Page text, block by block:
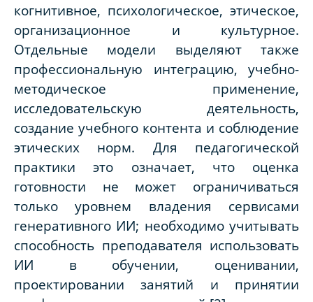
когнитивное, психологическое, этическое,
организационное и культурное.
Отдельные модели выделяют также
профессиональную интеграцию, учебно-
методическое применение,
исследовательскую деятельность,
создание учебного контента и соблюдение
этических норм. Для педагогической
практики это означает, что оценка
готовности не может ограничиваться
только уровнем владения сервисами
генеративного ИИ; необходимо учитывать
способность преподавателя использовать
ИИ в обучении, оценивании,
проектировании занятий и принятии